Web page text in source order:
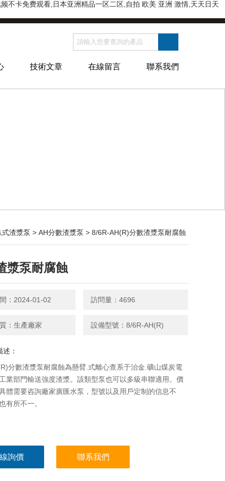
不卡免费观看,日本亚洲精品一区二区,自拍 欧美 亚洲 激情,天天日天
技術文章 在線留言 聯系我們
式渣漿泵 > AH分數渣漿泵 > 8/6R-AH(R)分數渣漿泵耐腐蝕
漿泵耐腐蝕
：2024-01-02 訪問量：4696
：生產廠家 設備型號：8/6R-AH(R)
：
分數渣漿泵耐腐蝕為懸臂.式離心查系于治金.礦山煤炭電
業部門輸送強度渣漿。該類型泵也可以多級串聯適用。價
體需要咨詢廠家廣匯水泵，型號以及用戶定制的信息不
有所不一。
詢價 聯系我們